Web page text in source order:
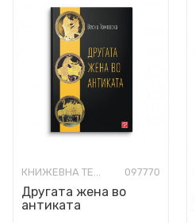
КНИЖЕВНА ТЕОРИЈА И КРИТИКА 097770
Другата жена во
антиката